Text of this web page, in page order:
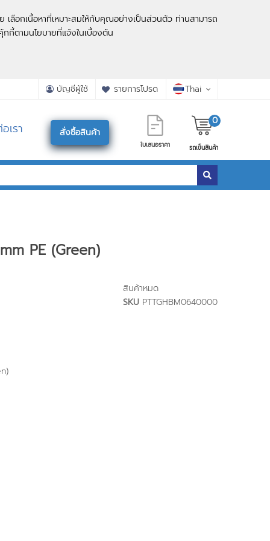
ลือกเนื้อหาที่เหมาะสมให้กับคุณอย่างเป็นส่วนตัว ท่านสามารถ
กกี้ตามนโยบายที่แจ้งในเบื้องต้น
Thai
บัญชีผู้ใช้ รายการโปรด
เรา สั่งซื้อสินค้า
ใบเสนอราคา รถเข็นสินค้า
0
PE (Green)
สินค้าหมด
SKU PTTGHBM0640000